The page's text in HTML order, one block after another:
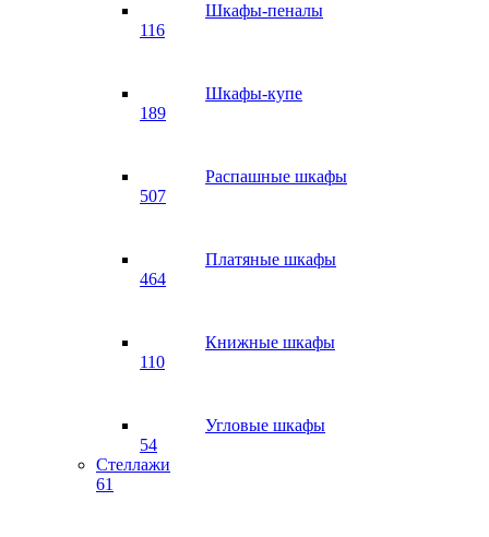
Шкафы-пеналы
116
Шкафы-купе
189
Распашные шкафы
507
Платяные шкафы
464
Книжные шкафы
110
Угловые шкафы
54
Стеллажи
61